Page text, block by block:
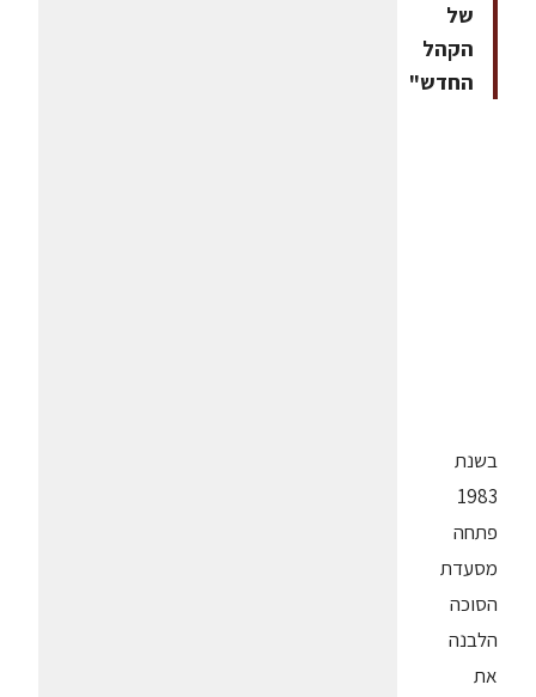
של
הקהל
החדש"
בשנת
1983
פתחה
מסעדת
הסוכה
הלבנה
את